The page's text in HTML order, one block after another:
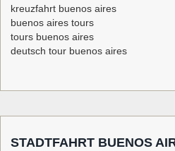
kreuzfahrt buenos aires
buenos aires tours
tours buenos aires
deutsch tour buenos aires
STADTFAHRT BUENOS